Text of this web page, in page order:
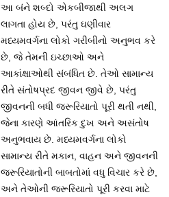
આ બંને શબ્દો એકબીજાથી અલગ
લાગતા હોય છે, પરંતુ ઘણીવાર
મધ્યમવર્ગના લોકો ગરીબીનો અનુભવ કરે
છે, જે તેમની ઇચ્છાઓ અને
આકાંક્ષાઓથી સંબંધિત છે. તેઓ સામાન્ય
રીતે સંતોષપ્રદ જીવન જીવે છે, પરંતુ
જીવનની બધી જરૂરિયાતો પૂરી થતી નથી,
જેના કારણે આંતરિક દુખ અને અસંતોષ
અનુભવાય છે. મધ્યમવર્ગના લોકો
સામાન્ય રીતે મકાન, વાહન અને જીવનની
જરૂરિયાતોની બાબતોમાં વધુ વિચાર કરે છે,
અને તેઓની જરૂરિયાતો પૂરી કરવા માટે